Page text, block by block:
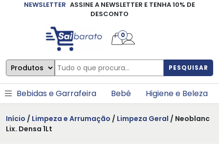
NEWSLETTER ASSINE A NEWSLETTER E TENHA 10% DE
DESCONTO
PESQUISAR
0
Bebidas e Garrafeira Bebé Higiene e Beleza
Início / Limpeza e Arrumação / Limpeza Geral / Neoblanc
Lix. Densa 1Lt